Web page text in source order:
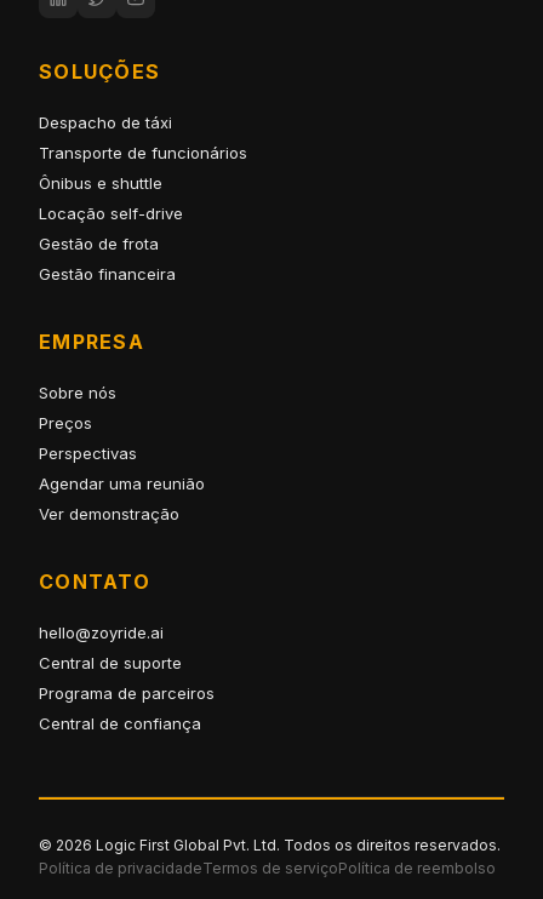
SOLUÇÕES
Despacho de táxi
Transporte de funcionários
Ônibus e shuttle
Locação self-drive
Gestão de frota
Gestão financeira
EMPRESA
Sobre nós
Preços
Perspectivas
Agendar uma reunião
Ver demonstração
CONTATO
hello@zoyride.ai
Central de suporte
Programa de parceiros
Central de confiança
© 2026 Logic First Global Pvt. Ltd. Todos os direitos reservados.
Política de privacidadeTermos de serviçoPolítica de reembolso